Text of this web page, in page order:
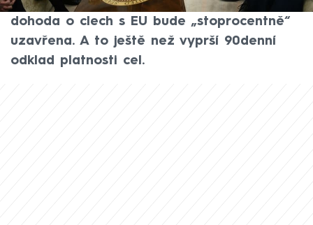
dohoda o clech s EU bude „stoprocentně“
uzavřena. A to ještě než vyprší 90denní
odklad platnosti cel.